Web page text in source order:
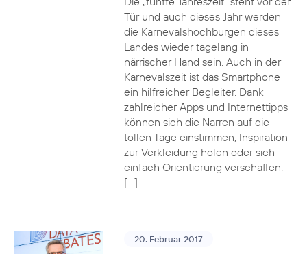
Tür und auch dieses Jahr werden
die Karnevalshochburgen dieses
Landes wieder tagelang in
närrischer Hand sein. Auch in der
Karnevalszeit ist das Smartphone
ein hilfreicher Begleiter. Dank
zahlreicher Apps und Internettipps
können sich die Narren auf die
tollen Tage einstimmen, Inspiration
zur Verkleidung holen oder sich
einfach Orientierung verschaffen.
[…]
20. Februar 2017